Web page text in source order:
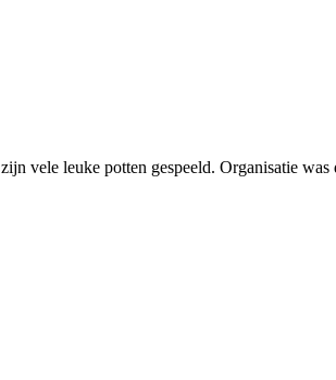
vele leuke potten gespeeld. Organisatie